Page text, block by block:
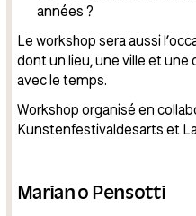
années ?
Le workshop sera aussi
dont un lieu, une ville et une
avec le temps.
Workshop organisé en
Kunstenfestivaldesarts et
Mariano Pensotti